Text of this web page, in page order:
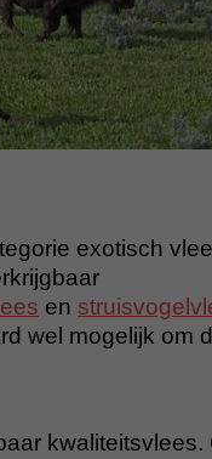
exotisch
en
wel mogelijk om